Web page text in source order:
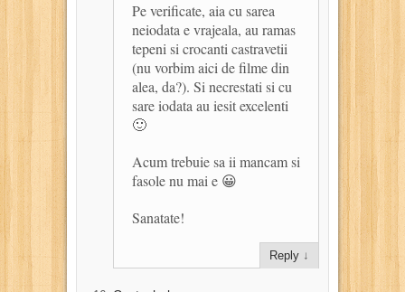
Pe verificate, aia cu sarea
neiodata e vrajeala, au ramas
tepeni si crocanti castravetii
(nu vorbim aici de filme din
alea, da?). Si necrestati si cu
sare iodata au iesit excelenti
🙂
Acum trebuie sa ii mancam si
fasole nu mai e 😀
Sanatate!
Reply ↓